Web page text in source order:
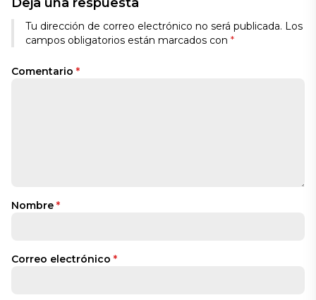
Tu dirección de correo electrónico no será publicada. Los
campos obligatorios están marcados con *
Comentario *
Nombre *
Correo electrónico *